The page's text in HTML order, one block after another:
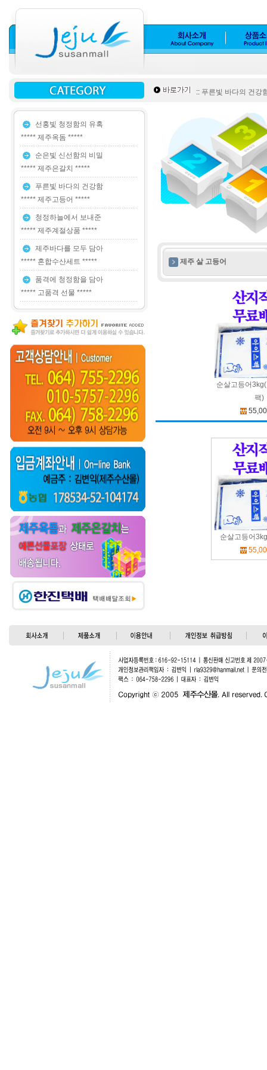
:: 푸른빛 바다의 건강
선홍빛 청정함의 유혹
***** 제주옥돔 *****
순은빛 신선함의 비밀
***** 제주은갈치 *****
푸른빛 바다의 건강함
***** 제주고등어 *****
청정하늘에서 보내준
***** 제주계절상품 *****
제주바다를 모두 담아
***** 혼합수산세트 *****
품격에 청정함을 담아
***** 고품격 선물 *****
제주 살 고등어
순살고등어
팩)
순살고등어